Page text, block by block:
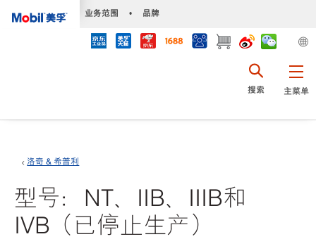
业务范围 • 品牌
主菜单
搜索
洛奇 & 希普利
型号：NT、IIB、IIIB和
IVB（已停止生产）